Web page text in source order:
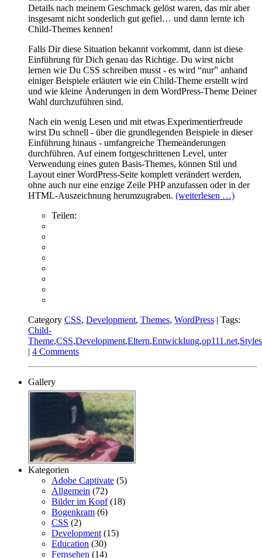
Details nach meinem Geschmack gelöst waren, das mir aber
insgesamt nicht sonderlich gut gefiel… und dann lernte ich
Child-Themes kennen!
Falls Dir diese Situation bekannt vorkommt, dann ist diese
Einführung für Dich genau das Richtige. Du wirst nicht
lernen wie Du CSS schreiben musst - es wird “nur” anhand
einiger Beispiele erläutert wie ein Child-Theme erstellt wird
und wie kleine Änderungen in dem WordPress-Theme Deiner
Wahl durchzuführen sind.
Nach ein wenig Lesen und mit etwas Experimentierfreude
wirst Du schnell - über die grundlegenden Beispiele in dieser
Einführung hinaus - umfangreiche Themeänderungen
durchführen. Auf einem fortgeschrittenen Level, unter
Verwendung eines guten Basis-Themes, können Stil und
Layout einer WordPress-Seite komplett verändert werden,
ohne auch nur eine enzige Zeile PHP anzufassen oder in der
HTML-Auszeichnung herumzugraben. (weiterlesen …)
Teilen:
Category CSS, Development, Themes, WordPress | Tags:
Child-
Theme,CSS,Development,Eltern,Entwicklung,op111.net,
| 4 Comments
Gallery
Kategorien
Adobe Captivate (5)
Allgemein (72)
Bilder im Kopf(18)
Bogenkram (6)
CSS (2)
Development (15)
Education (30)
Fernsehen (14)